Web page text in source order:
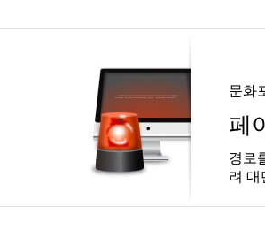
문화
페
경로
려 대